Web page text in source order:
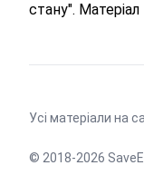
стану".
Усі матеріали на
© 2018-2026